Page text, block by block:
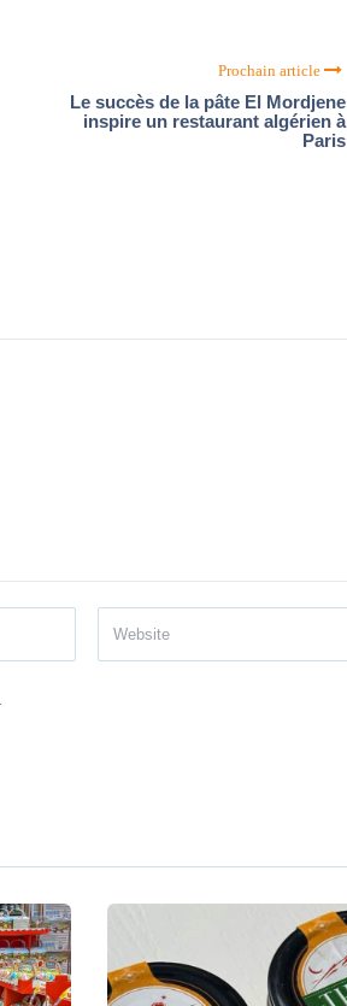
Prochain article
Le succès de la pâte El Mordjene
inspire un restaurant algérien à
Paris